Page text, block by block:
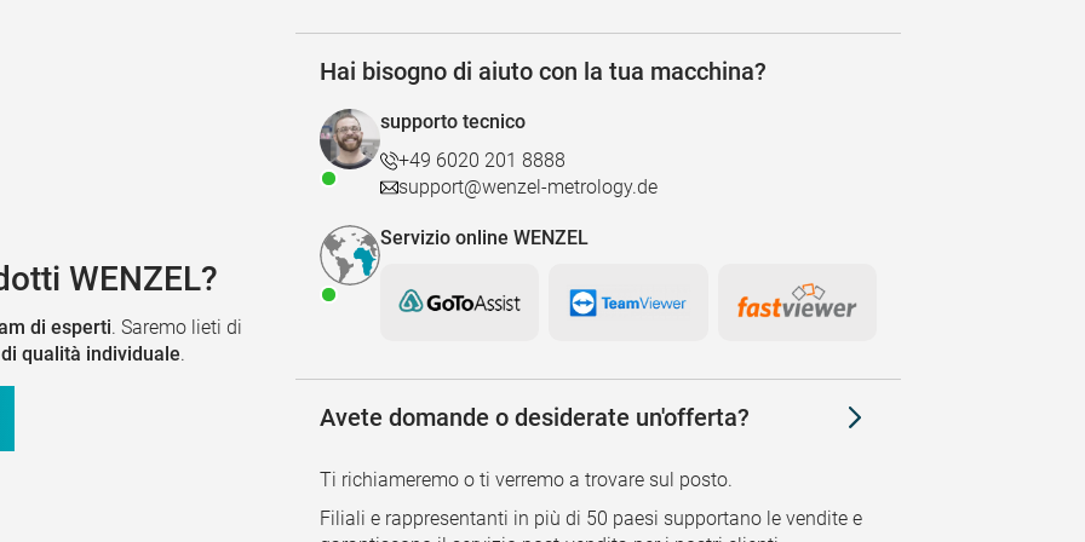
WENZEL?
di esperti. Saremo lieti di
qualità individuale.
Hai bisogno di aiuto con la tua macchina?
supporto tecnico
+49 6020 201 8888
support@wenzel-metrology.de
Servizio online WENZEL
Avete domande o desiderate un'offerta?
Ti richiameremo o ti verremo a trovare sul posto.
Filiali e rappresentanti in più di 50 paesi supportano le vendite e